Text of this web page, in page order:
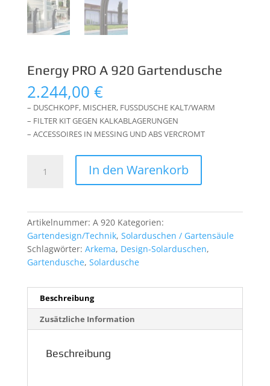
Energy PRO A 920 Gartendusche
2.244,00 €
– DUSCHKOPF, MISCHER, FUSSDUSCHE KALT/WARM
– FILTER KIT GEGEN KALKABLAGERUNGEN
– ACCESSOIRES IN MESSING UND ABS VERCROMT
Gartendusche
Menge
In den Warenkorb
Artikelnummer: A 920 Kategorien:
Gartendesign/Technik, Solarduschen / Gartensäule
Schlagwörter: Arkema, Design-Solarduschen,
Gartendusche, Solardusche
Beschreibung
Zusätzliche Information
Beschreibung